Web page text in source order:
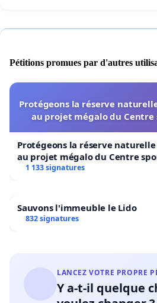
Pétitions promues par d'autres
Protégeons la réserve
au projet mégalo du Centre
Protégeons la réserve
au projet mégalo du Centre
1 133 signatures
Sauvons l'immeuble le Lido
832 signatures
LANCEZ VOTRE PROPRE
Y a-t-il quelque